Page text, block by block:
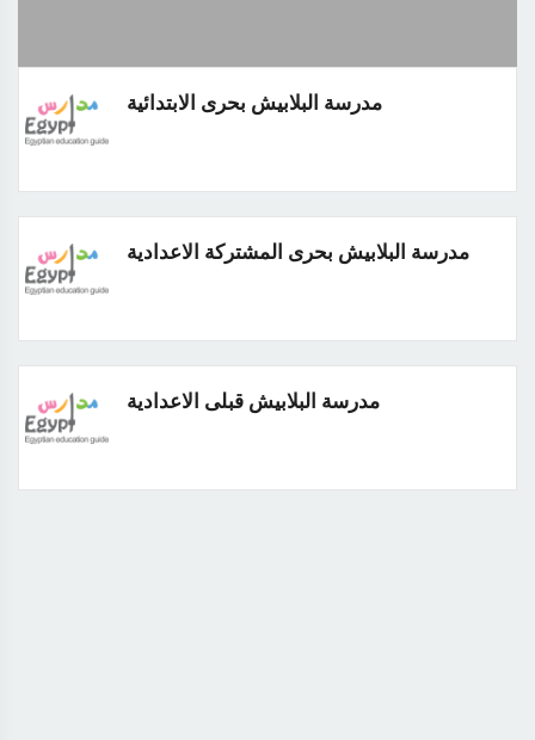
مدرسة البلابيش بحرى الابتدائية
مدرسة البلابيش بحرى المشتركة الاعدادية
مدرسة البلابيش قبلى الاعدادية